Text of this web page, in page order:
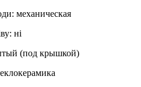
: механическая
: ні
(под крышкой)